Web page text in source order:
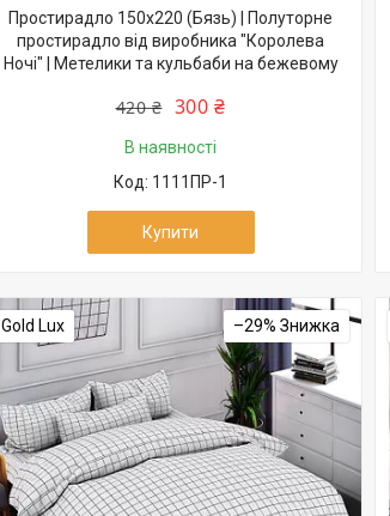
Простирадло 150х220 (Бязь) | Полуторне
простирадло від виробника "Королева
Ночі" | Метелики та кульбаби на бежевому
420 ₴ 300 ₴
В наявності
1111ПР-1
Купити
Gold Lux –29%